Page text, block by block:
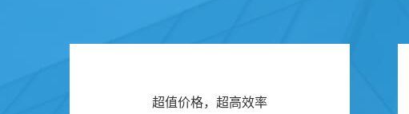
超值价格，超高效率